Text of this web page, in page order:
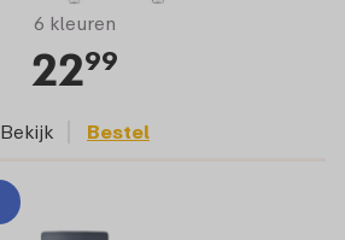
6 kleuren
2299
Bekijk Bestel